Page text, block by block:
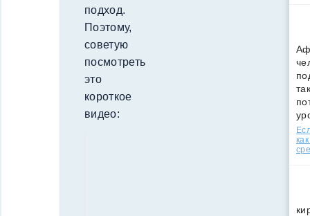
подход.
Поэтому,
советую
посмотреть
это
короткое
видео: